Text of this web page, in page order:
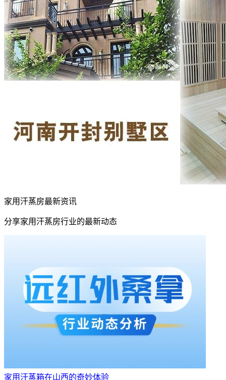
家用汗蒸房最新资讯
分享家用汗蒸房行业的最新动态
家用汗蒸箱在山西的奇妙体验